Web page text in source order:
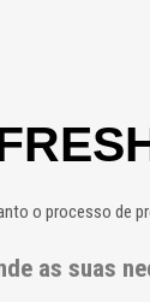
o processo de
as suas